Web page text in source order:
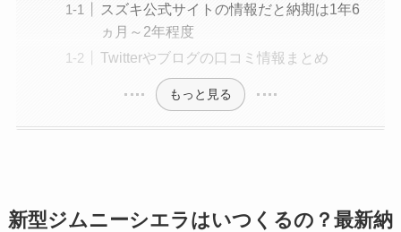
スズキ公式サイトの情報だと納期は1年6
ヵ月～2年程度
Twitterやブログの口コミ情報まとめ
もっと見る
新型ジムニーシエラはいつくるの？最新納